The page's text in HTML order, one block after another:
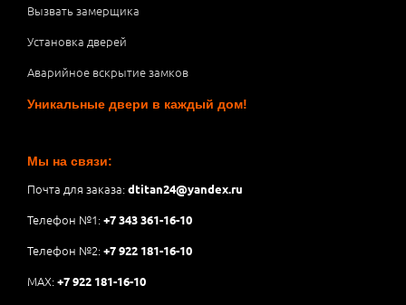
Вызвать замерщика
Установка дверей
Аварийное вскрытие замков
Уникальные двери в каждый дом!
Мы на связи:
Почта для заказа:dtitan24@yandex.ru
Телефон №1:+7 343 361-16-10
Телефон №2:+7 922 181-16-10
MAX:+7 922 181-16-10